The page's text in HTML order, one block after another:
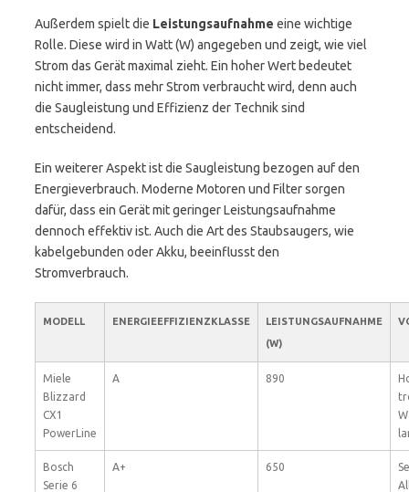
Außerdem spielt die Leistungsaufnahme eine wichtige
Rolle. Diese wird in Watt (W) angegeben und zeigt, wie viel
Strom das Gerät maximal zieht. Ein hoher Wert bedeutet
nicht immer, dass mehr Strom verbraucht wird, denn auch
die Saugleistung und Effizienz der Technik sind
entscheidend.
Ein weiterer Aspekt ist die Saugleistung bezogen auf den
Energieverbrauch. Moderne Motoren und Filter sorgen
dafür, dass ein Gerät mit geringer Leistungsaufnahme
dennoch effektiv ist. Auch die Art des Staubsaugers, wie
kabelgebunden oder Akku, beeinflusst den
Stromverbrauch.
MODELL ENERGIEEFFIZIENZKLASSE
LEISTUNGSAUFNAHME
(W)
Miele
Blizzard
CX1
PowerLine
A 890
Bosch
Serie 6
A+ 650